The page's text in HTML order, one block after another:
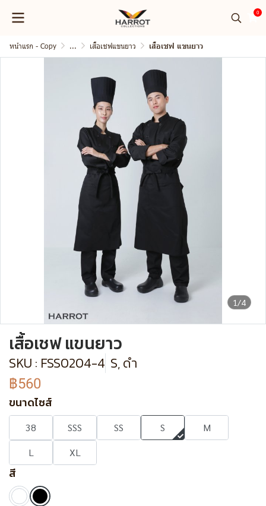
0
หน้าแรก - Copy ... เสื้อเชฟแขนยาว เสื้อเชฟ แขนยาว
1/4
เสื้อเชฟ แขนยาว
SKU : FSS0204-4 S, ดำ
฿560
ขนาดไซส์
38 SSS SS S
M
L
XL
สี